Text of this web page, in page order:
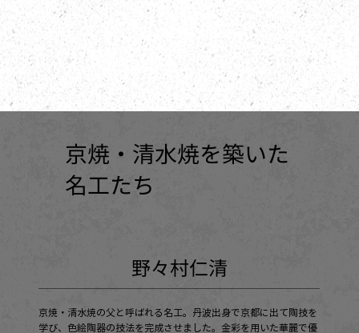
京焼・清水焼を築いた
名工たち
野々村仁清
京焼・清水焼の父と呼ばれる名工。丹波出身で京都に出て陶技を
学び、色絵陶器の技法を完成させました。金彩を用いた華麗で優